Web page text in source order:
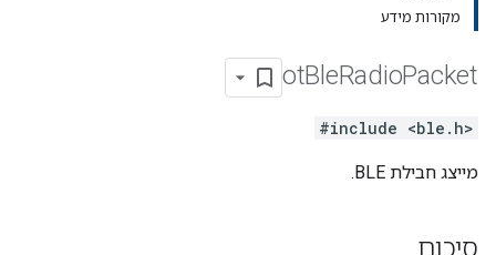
מקורות מידע
otBleRadioPacket
#include <ble.h>
מייצג חבילת BLE.
סיכום